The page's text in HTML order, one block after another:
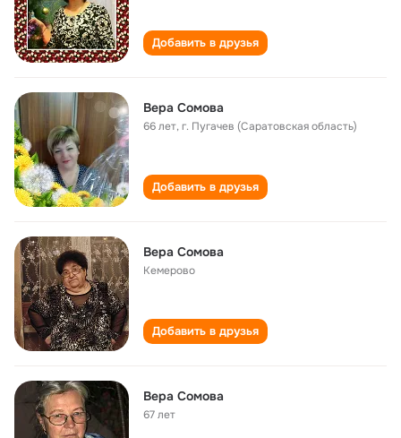
Добавить в друзья
Вера Сомова
66 лет,г. Пугачев (Саратовская область)
Добавить в друзья
Вера Сомова
Кемерово
Добавить в друзья
Вера Сомова
67 лет